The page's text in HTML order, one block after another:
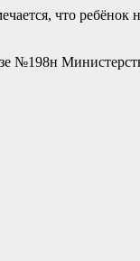
что
№198н